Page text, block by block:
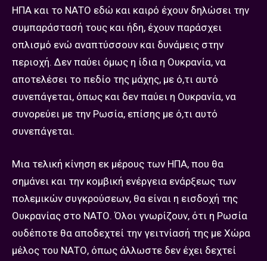
ΗΠΑ και το ΝΑΤΟ εδώ και καιρό έχουν δηλώσει την
συμπαράστασή τους και ήδη, έχουν παράσχει
οπλισμό ενώ αναπτύσσουν και δυνάμεις στην
περιοχή. Δεν παύει όμως η ίδια η Ουκρανία, να
αποτελέσει το πεδίο της μάχης, με ό,τι αυτό
συνεπάγεται, όπως και δεν παύει η Ουκρανία, να
συνορεύει με την Ρωσία, επίσης με ό,τι αυτό
συνεπάγεται.
Μια τελική κίνηση εκ μέρους των ΗΠΑ, που θα
σημάνει και την κομβική ενέργεια ενάρξεως των
πολεμικών συγκρούσεων, θα είναι η εισδοχή της
Ουκρανίας στο ΝΑΤΟ. Όλοι γνωρίζουν, ότι η Ρωσία
ουδέποτε θα αποδεχτεί την γειτνίασή της με Χώρα
μέλος του ΝΑΤΟ, όπως άλλωστε δεν έχει δεχτεί